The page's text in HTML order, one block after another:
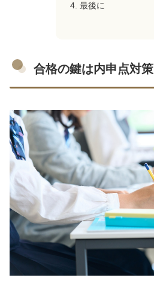
最後に
合格の鍵は内申点対策